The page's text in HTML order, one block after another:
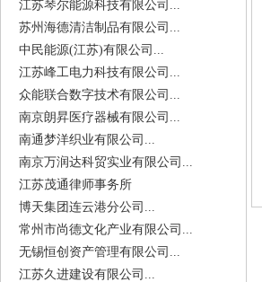
江苏琴尔能源科技有限公司...
苏州海德清洁制品有限公司...
中民能源(江苏)有限公司...
江苏峰工电力科技有限公司...
众能联合数字技术有限公司...
南京朗昇医疗器械有限公司...
南通梦洋织业有限公司...
南京万润达科贸实业有限公司...
江苏茂通律师事务所
博天集团连云港分公司...
常州市尚德文化产业有限公司...
无锡恒创资产管理有限公司...
江苏久进建设有限公司...